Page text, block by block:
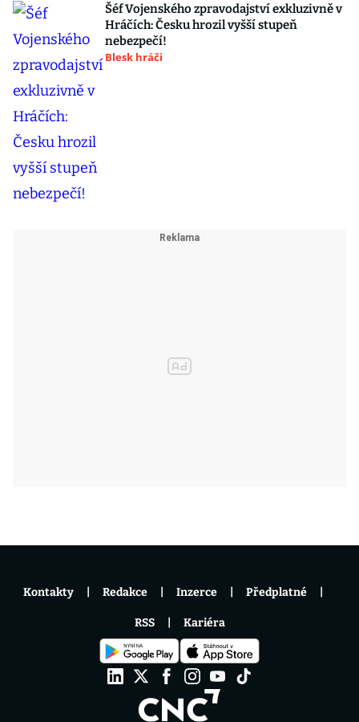
Šéf Vojenského zpravodajství exkluzivně v
Hráčích: Česku hrozil vyšší stupeň
nebezpečí!
Blesk hráči
Kontakty Redakce Inzerce Předplatné
RSS Kariéra